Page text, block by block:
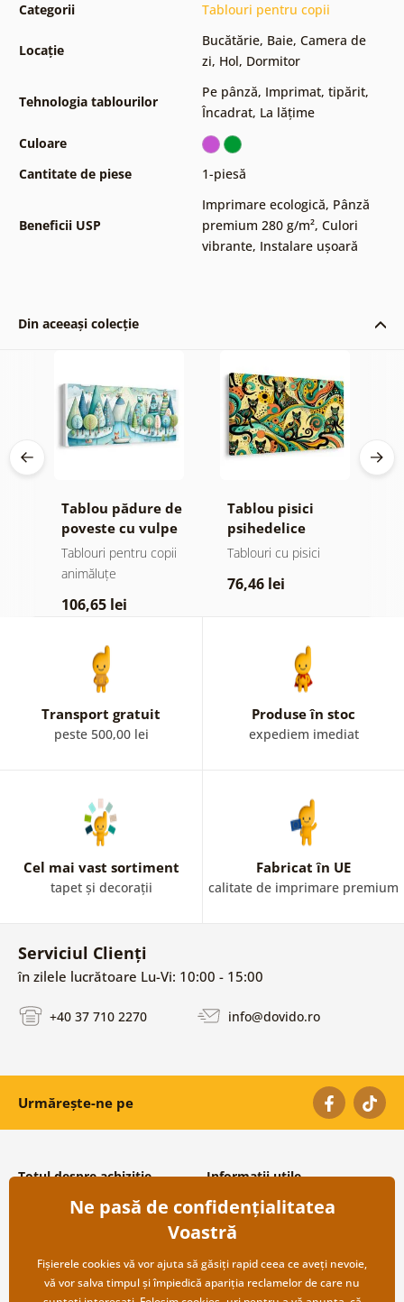
Categorii Tablouri pentru copii
Locație
Bucătărie, Baie, Camera de
zi, Hol, Dormitor
Tehnologia tablourilor
Pe pânză, Imprimat, tipărit,
Încadrat, La lățime
Culoare
Cantitate de piese
1-piesă
Beneficii USP
Imprimare ecologică, Pânză
premium 280 g/m², Culori
vibrante, Instalare ușoară
Din aceeași colecție
Tablou pădure de
poveste cu vulpe
și bufnițe
Tablouri pentru copii
animăluțe
106,65 lei
Tablou pisici
psihedelice
Tablouri cu pisici
76,46 lei
Transport gratuit
peste 500,00 lei
Produse în stoc
expediem imediat
Cel mai vast sortiment
tapet și decorații
Fabricat în UE
calitate de imprimare premium
Serviciul Clienți
în zilele lucrătoare Lu-Vi: 10:00 - 15:00
+40 37 710 2270 info@dovido.ro
Urmărește-ne pe
Totul despre achiziție
Condiții și termeni generali
Protecția datelor personale
Transport și modalități de plată
Returnare
Informații utile
Despre noi
Întrebări frecvente
Contacte
Cooperare angro
Ne pasă de confidențialitatea
Voastră
Fișierele cookies vă vor ajuta să găsiți rapid ceea ce aveți nevoie,
vă vor salva timpul și împiedică apariția reclamelor de care nu